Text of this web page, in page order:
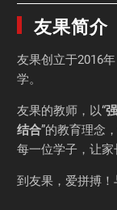
友果简介
友果创立于2016
学。
友果的教师，以“
结合”的教育理念
每一位学子，让家
到友果，爱拼搏！